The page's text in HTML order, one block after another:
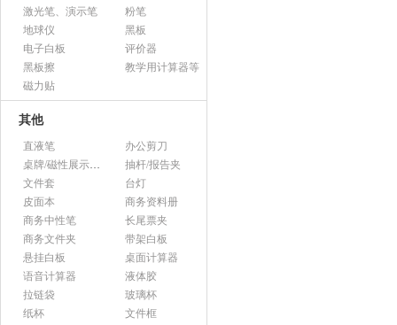
激光笔、演示笔
粉笔
地球仪
黑板
电子白板
评价器
黑板擦
教学用计算器等
磁力贴
其他
直液笔
办公剪刀
桌牌/磁性展示帖/证件框
抽杆/报告夹
文件套
台灯
皮面本
商务资料册
商务中性笔
长尾票夹
商务文件夹
带架白板
悬挂白板
桌面计算器
语音计算器
液体胶
拉链袋
玻璃杯
纸杯
文件框